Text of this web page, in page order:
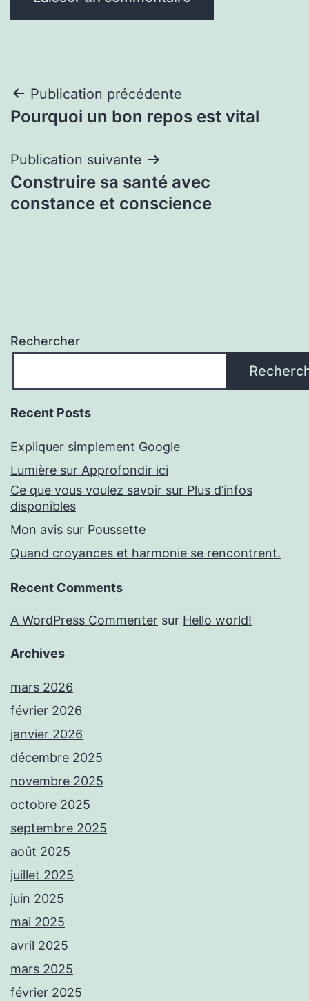
Navigation
de
l’article
Publication précédente
Pourquoi un bon repos est vital
Publication suivante
Construire sa santé avec
constance et conscience
Rechercher
Recent Posts
Expliquer simplement Google
Lumière sur Approfondir ici
Ce que vous voulez savoir sur Plus d’infos
disponibles
Mon avis sur Poussette
Quand croyances et harmonie se rencontrent.
Recent Comments
A WordPress Commenter sur Hello world!
Archives
mars 2026
février 2026
janvier 2026
décembre 2025
novembre 2025
octobre 2025
septembre 2025
août 2025
juillet 2025
juin 2025
mai 2025
avril 2025
mars 2025
février 2025